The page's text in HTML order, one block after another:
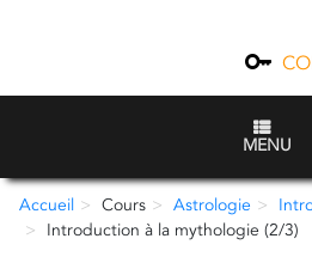
MENU
Accueil Cours Astrologie
Introduction à la mythologie (2/3)